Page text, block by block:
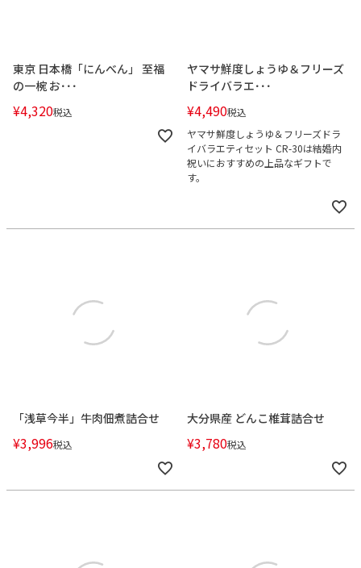
東京 日本橋「にんべん」 至福
の一椀 お･･･
¥4,320税込
ヤマサ鮮度しょうゆ＆フリーズ
ドライバラエ･･･
¥4,490税込
ヤマサ鮮度しょうゆ＆フリーズドラ
イバラエティセット CR-30は結婚内
祝いにおすすめの上品なギフトで
す。
「浅草今半」牛肉佃煮詰合せ
¥3,996税込
大分県産 どんこ椎茸詰合せ
¥3,780税込